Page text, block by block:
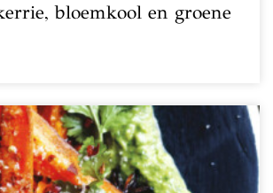
bloemkool en groene